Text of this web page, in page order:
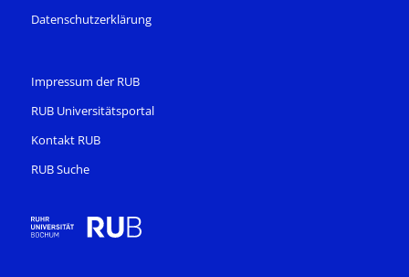
Datenschutzerklärung
Impressum der RUB
RUB Universitätsportal
Kontakt RUB
RUB Suche